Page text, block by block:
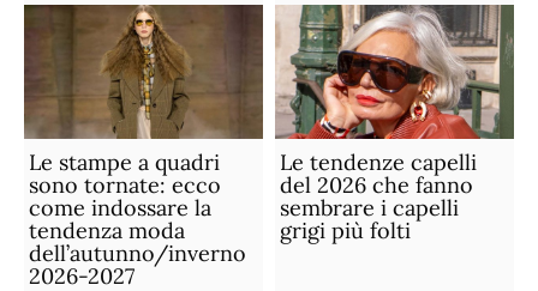
Le stampe a quadri
sono tornate: ecco
come indossare la
tendenza moda
dell’autunno/inverno
2026-2027
Le tendenze capelli
del 2026 che fanno
sembrare i capelli
grigi più folti